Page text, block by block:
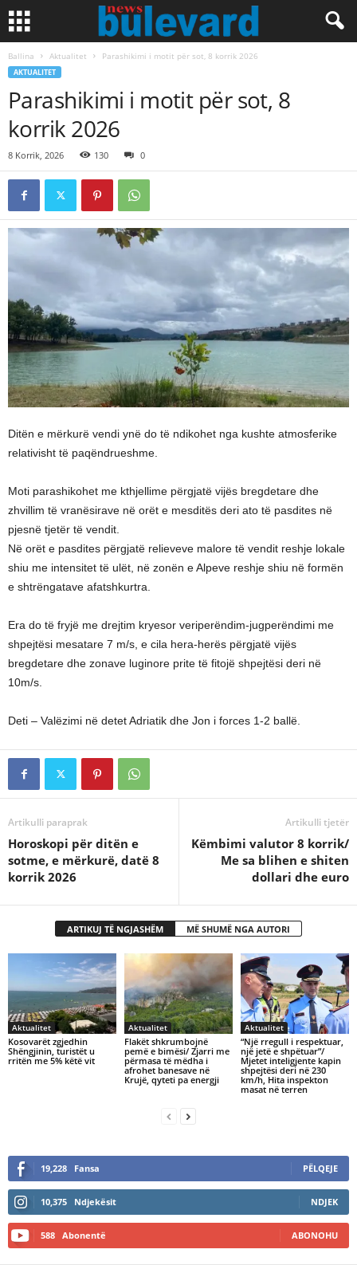
Ballina Aktualitet Parashikimi i motit për sot, 8 korrik 2026
AKTUALITET
Parashikimi i motit për sot, 8
korrik 2026
8 Korrik, 2026 130 0
Ditën e mërkurë vendi ynë do të ndikohet nga kushte atmosferike
relativisht të paqëndrueshme.
Moti parashikohet me kthjellime përgjatë vijës bregdetare dhe
zhvillim të vranësirave në orët e mesditës deri ato të pasdites në
pjesnë tjetër të vendit.
Në orët e pasdites përgjatë relieveve malore të vendit reshje lokale
shiu me intensitet të ulët, në zonën e Alpeve reshje shiu në formën
e shtrëngatave afatshkurtra.
Era do të fryjë me drejtim kryesor veriperëndim-jugperëndimi me
shpejtësi mesatare 7 m/s, e cila hera-herës përgjatë vijës
bregdetare dhe zonave luginore prite të fitojë shpejtësi deri në
10m/s.
Deti – Valëzimi në detet Adriatik dhe Jon i forces 1-2 ballë.
Artikulli paraprak
Horoskopi për ditën e
sotme, e mërkurë, datë 8
korrik 2026
Artikulli tjetër
Këmbimi valutor 8 korrik/
Me sa blihen e shiten
dollari dhe euro
ARTIKUJ TË NGJASHËM MË SHUMË NGA AUTORI
Aktualitet
Kosovarët zgjedhin
Shëngjinin, turistët u
rritën me 5% këtë vit
Aktualitet
Flakët shkrumbojnë
pemë e bimësi/ Zjarri me
përmasa të mëdha i
afrohet banesave në
Krujë, qyteti pa energji
Aktualitet
“Një rregull i respektuar,
një jetë e shpëtuar”/
Mjetet inteligjente kapin
shpejtësi deri në 230
km/h, Hita inspekton
masat në terren
19,228 Fansa PËLQEJE
10,375 Ndjekësit NDJEK
588 Abonentë ABONOHU